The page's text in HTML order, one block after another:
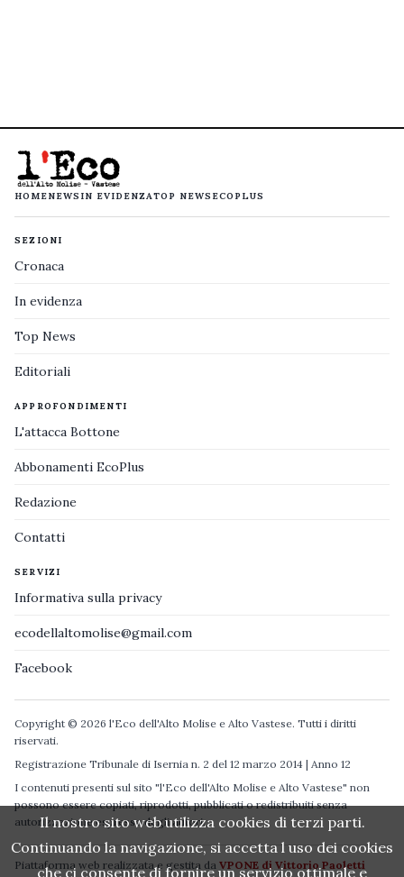
HOMENEWS IN EVIDENZATOP NEWS ECOPLUS
SEZIONI
Cronaca
In evidenza
Top News
Editoriali
APPROFONDIMENTI
L'attacca Bottone
Abbonamenti EcoPlus
Redazione
Contatti
SERVIZI
Informativa sulla privacy
ecodellaltomolise@gmail.com
Facebook
Copyright © 2026 l'Eco dell'Alto Molise e Alto Vastese. Tutti i diritti
riservati.
Registrazione Tribunale di Isernia n. 2 del 12 marzo 2014 | Anno 12
I contenuti presenti sul sito "l'Eco dell'Alto Molise e Alto Vastese" non
possono essere copiati, riprodotti, pubblicati o redistribuiti senza
autorizzazione espressa degli autori.
Piattaforma web realizzata e gestita da VPONE di Vittorio Paoletti
Il nostro sito web utilizza cookies di terzi parti.
Continuando la navigazione, si accetta l uso dei cookies
che ci consente di fornire un servizio ottimale e